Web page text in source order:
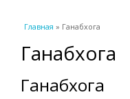
Вы здесь
Главная » Ганабхога
Ганабхога
Ганабхога